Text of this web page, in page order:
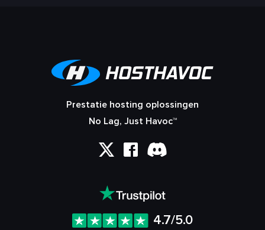
Prestatie hosting oplossingen
No Lag, Just Havoc™
4.7/5.0